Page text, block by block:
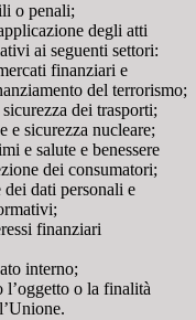
o penali;
degli atti
ai seguenti settori:
finanziari e
del terrorismo;
dei trasporti;
e sicurezza nucleare;
e salute e benessere
dei consumatori;
dati personali e
finanziari
interno;
o la finalità